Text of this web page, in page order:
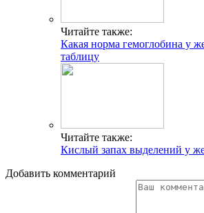
Читайте также:
Какая норма гемоглобина у
таблицу
Читайте также:
Кислый запах выделений у
Добавить комментарий